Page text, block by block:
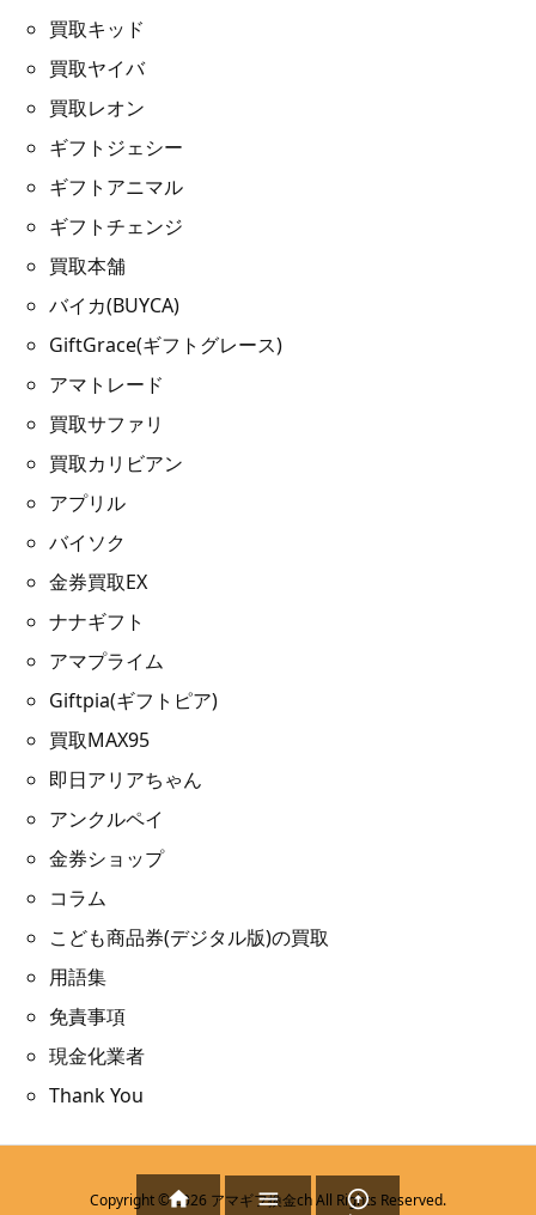
買取キッド
買取ヤイバ
買取レオン
ギフトジェシー
ギフトアニマル
ギフトチェンジ
買取本舗
バイカ(BUYCA)
GiftGrace(ギフトグレース)
アマトレード
買取サファリ
買取カリビアン
アプリル
バイソク
金券買取EX
ナナギフト
アマプライム
Giftpia(ギフトピア)
買取MAX95
即日アリアちゃん
アンクルペイ
金券ショップ
コラム
こども商品券(デジタル版)の買取
用語集
免責事項
現金化業者
Thank You
Copyright ©2026 アマギフ換金chAll Rights Reserved.
  